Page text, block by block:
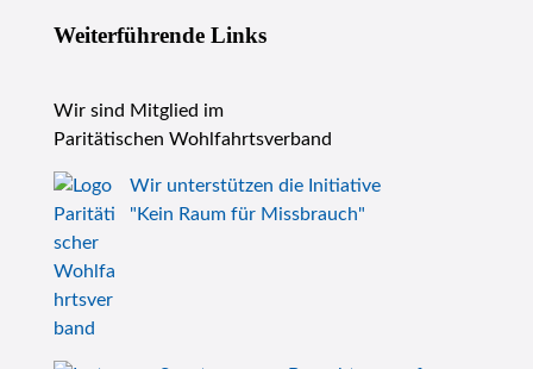
Weiterführende Links
Wir sind Mitglied im
Paritätischen Wohlfahrtsverband
Wir unterstützen die Initiative
"Kein Raum für Missbrauch"